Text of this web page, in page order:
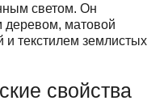
светом. Он
деревом, матовой
и текстилем землистых
свойства